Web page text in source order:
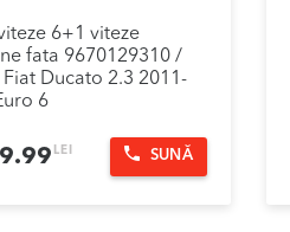
6+1 viteze
fata 9670129310 /
Fiat Ducato 2.3 2011-
6
LEI SUNĂ